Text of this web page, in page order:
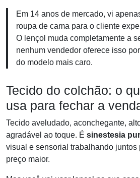
Em 14 anos de mercado, vi
roupa de cama para o cliente
O lençol muda completamente a
nenhum vendedor oferece isso
do modelo mais caro.
Tecido do colchão: o
usa para fechar a
Tecido aveludado, aconchegante,
agradável ao toque. É sinestesia
visual e sensorial trabalhando juntos
preço maior.